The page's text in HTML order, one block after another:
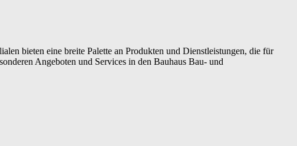
bieten eine breite Palette an Produkten und Dienstleistungen, die für
Angeboten und Services in den Bauhaus Bau- und